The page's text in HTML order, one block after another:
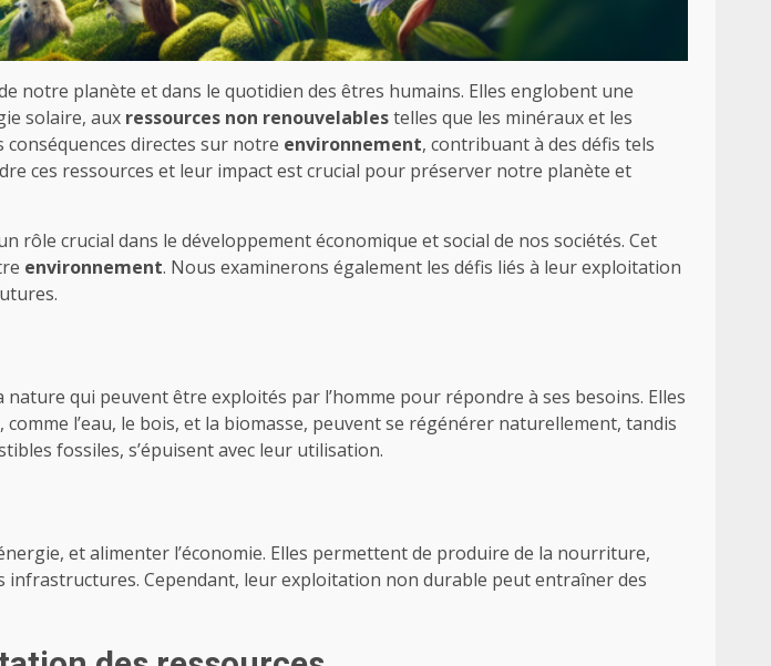
notre planète et dans le quotidien des êtres humains. Elles englobent une
solaire, aux ressources non renouvelablestelles que les minéraux et les
conséquences directes sur notre environnement, contribuant à des défis tels
ces ressources et leur impact est crucial pour préserver notre planète et
rôle crucial dans le développement économique et social de nos sociétés. Cet
environnement. Nous examinerons également les défis liés à leur exploitation
qui peuvent être exploités par l’homme pour répondre à ses besoins. Elles
, comme l’eau, le bois, et la biomasse, peuvent se régénérer naturellement, tandis
fossiles, s’épuisent avec leur utilisation.
et alimenter l’économie. Elles permettent de produire de la nourriture,
infrastructures. Cependant, leur exploitation non durable peut entraîner des